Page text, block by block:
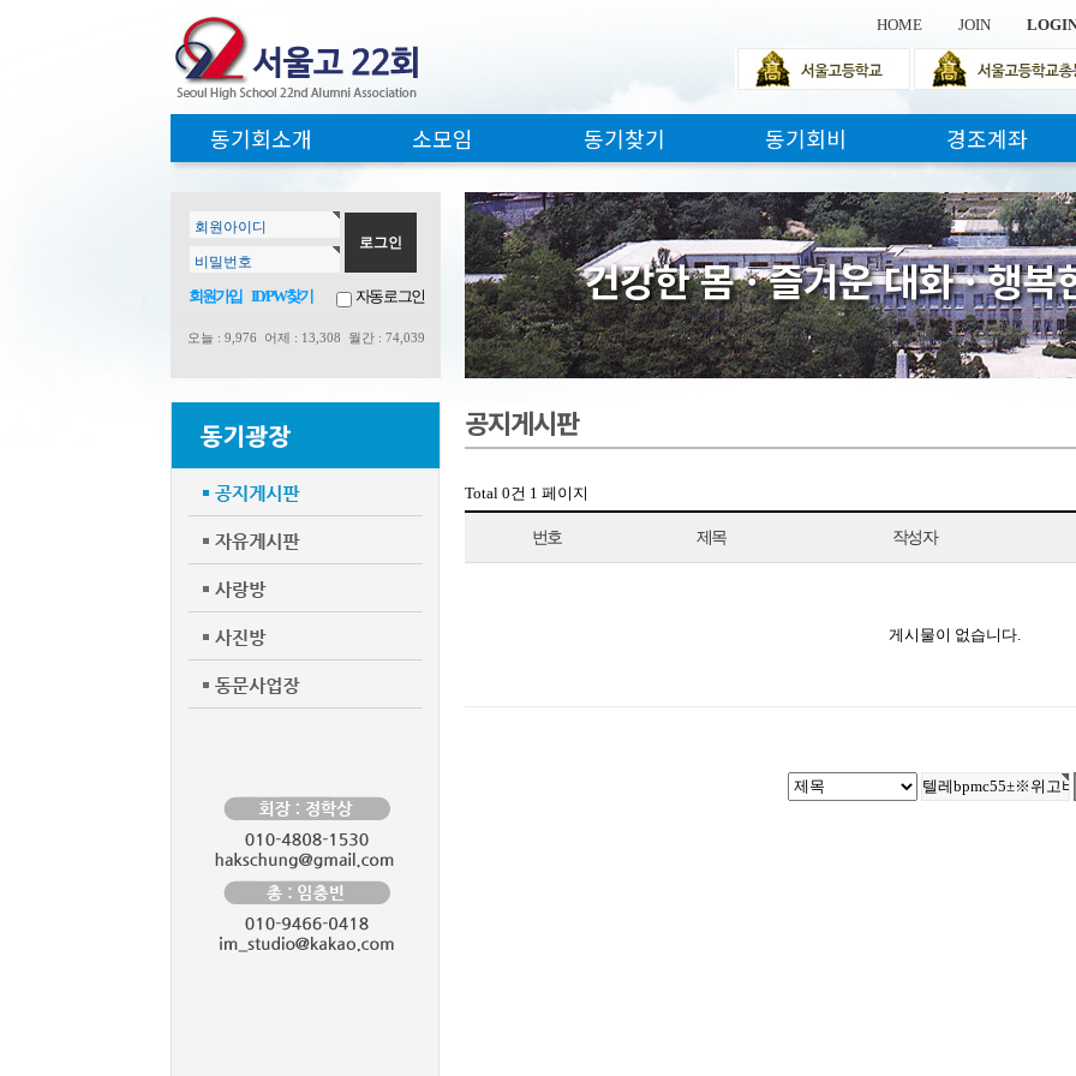
HOME JOIN
동기회소개 소모임 동기찾기 동기회비 경조계좌
건강한몸·즐거운대화·행복
회원아이디
비밀번호
회원가입 ID/PW찾기 자동로그인
오늘 : 9,976 어제 : 13,308 월간 : 74,039
공지게시판
Total 0건 1 페이지
번호 제목 작성자
게시물이 없습니다.